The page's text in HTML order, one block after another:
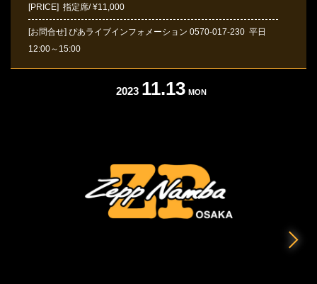
[PRICE] 指定席/ ¥11,000
[お問合せ] ぴあライブインフォメーション 0570-017-230 平日
12:00～15:00
2023 11.13 MON